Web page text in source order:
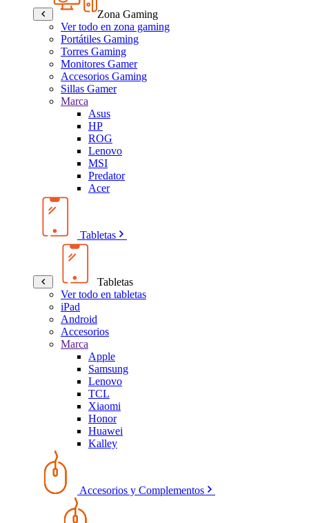
Zona Gaming
Ver todo en zona gaming
Portátiles Gaming
Torres Gaming
Monitores Gamer
Accesorios Gaming
Sillas Gamer
Marca
Asus
HP
ROG
Lenovo
MSI
Predator
Acer
Tabletas
Tabletas
Ver todo en tabletas
iPad
Android
Accesorios
Marca
Apple
Samsung
Lenovo
TCL
Xiaomi
Honor
Huawei
Kalley
Accesorios y Complementos